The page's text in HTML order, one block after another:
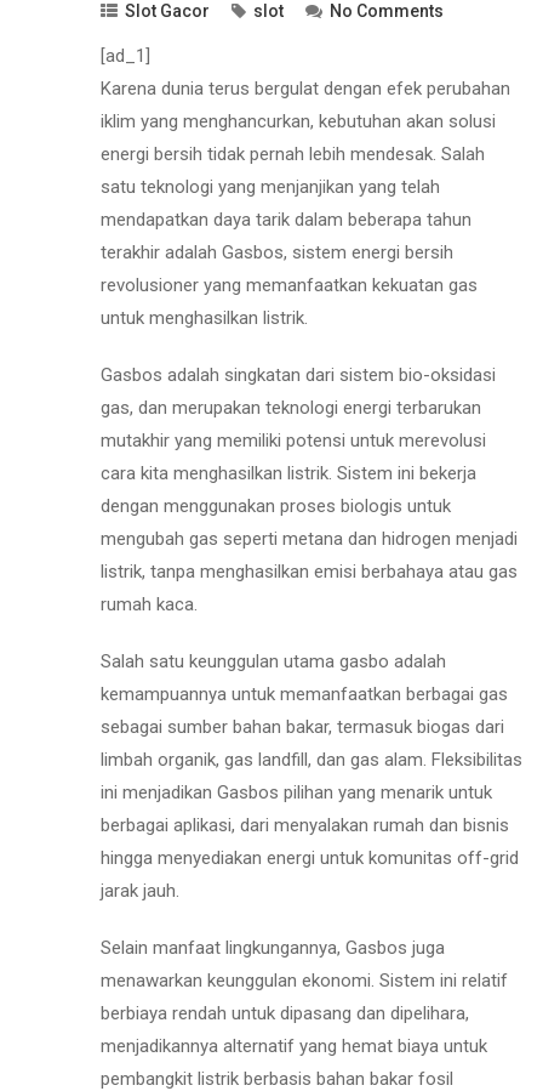
Slot Gacor
slot No Comments
[ad_1]
Karena dunia terus bergulat dengan efek perubahan
iklim yang menghancurkan, kebutuhan akan solusi
energi bersih tidak pernah lebih mendesak. Salah
satu teknologi yang menjanjikan yang telah
mendapatkan daya tarik dalam beberapa tahun
terakhir adalah Gasbos, sistem energi bersih
revolusioner yang memanfaatkan kekuatan gas
untuk menghasilkan listrik.
Gasbos adalah singkatan dari sistem bio-oksidasi
gas, dan merupakan teknologi energi terbarukan
mutakhir yang memiliki potensi untuk merevolusi
cara kita menghasilkan listrik. Sistem ini bekerja
dengan menggunakan proses biologis untuk
mengubah gas seperti metana dan hidrogen menjadi
listrik, tanpa menghasilkan emisi berbahaya atau gas
rumah kaca.
Salah satu keunggulan utama gasbo adalah
kemampuannya untuk memanfaatkan berbagai gas
sebagai sumber bahan bakar, termasuk biogas dari
limbah organik, gas landfill, dan gas alam. Fleksibilitas
ini menjadikan Gasbos pilihan yang menarik untuk
berbagai aplikasi, dari menyalakan rumah dan bisnis
hingga menyediakan energi untuk komunitas off-grid
jarak jauh.
Selain manfaat lingkungannya, Gasbos juga
menawarkan keunggulan ekonomi. Sistem ini relatif
berbiaya rendah untuk dipasang dan dipelihara,
menjadikannya alternatif yang hemat biaya untuk
pembangkit listrik berbasis bahan bakar fosil